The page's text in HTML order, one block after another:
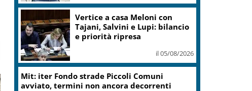
Vertice a casa Meloni con
Tajani, Salvini e Lupi: bilancio
e priorità ripresa
il 05/08/2026
Mit: iter Fondo strade Piccoli Comuni
avviato, termini non ancora decorrenti